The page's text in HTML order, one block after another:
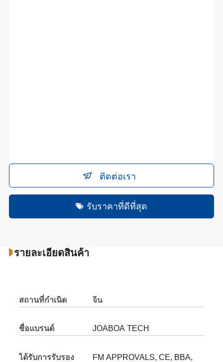
ติดต่อเรา
รับราคาที่ดีที่สุด
รายละเอียดสินค้า
สถานที่กำเนิด จีน
ชื่อแบรนด์ JOABOA TECH
ได้รับการรับรอง
FM APPROVALS, CE, BBA,